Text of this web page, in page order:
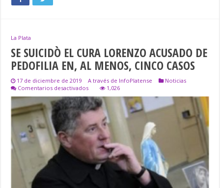
La Plata
SE SUICIDÒ EL CURA LORENZO ACUSADO DE
PEDOFILIA EN, AL MENOS, CINCO CASOS
17 de diciembre de 2019 A través de InfoPlatense
Noticias
Comentarios desactivadosen
SE
SUICIDÒ
EL
LORENZO
ACUSADO
DE
PEDOFILIA
EN,
AL
MENOS,
CASOS
1,026